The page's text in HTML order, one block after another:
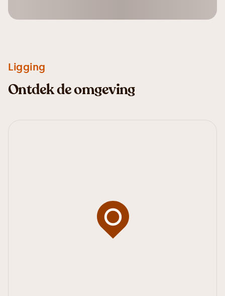
Ligging
Ontdek de omgeving